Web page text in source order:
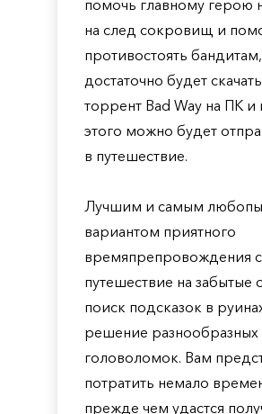
помочь главному герою
на след сокровищ и
противостоять
достаточно будет скачать
торрент Bad Way на ПК и
этого можно будет
в путешествие.
Лучшим и самым
вариантом приятного
времяпрепровождения
путешествие на забытые
поиск подсказок в
решение разнообразных
головоломок. Вам
потратить немало
прежде чем удастся